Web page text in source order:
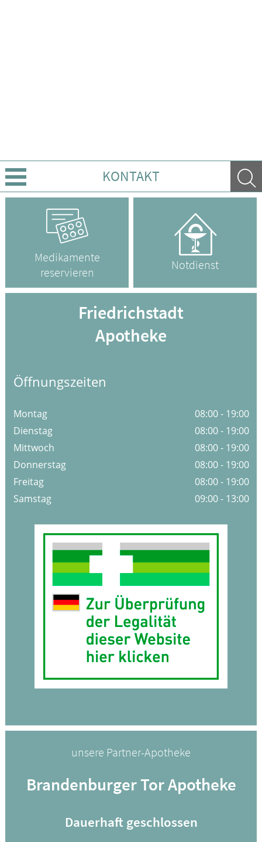
KONTAKT
Geschichte
Leistungen
Ratgeber
Medikamente
reservieren
Notdienst
Friedrichstadt
Apotheke
Öffnungszeiten
Montag
Dienstag
Mittwoch
Donnerstag
Freitag
Samstag
08:00 - 19:00
08:00 - 19:00
08:00 - 19:00
08:00 - 19:00
08:00 - 19:00
09:00 - 13:00
unsere Partner-Apotheke
Brandenburger Tor Apotheke
Dauerhaft geschlossen